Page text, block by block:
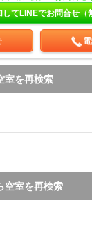
してLINEでお問合せ（
室を再検索
空室を再検索